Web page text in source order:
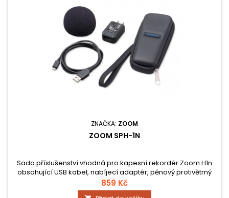
ZNAČKA: ZOOM
ZOOM SPH-1N
Sada příslušenství vhodná pro kapesní rekordér Zoom H1n
obsahující USB kabel, nabíjecí adaptér, pěnový protivětrný
kryt a přepravní obal pro bezpečný transport.
859 Kč